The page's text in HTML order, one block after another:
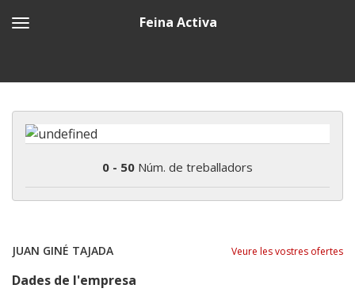
Feina Activa
0 - 50 Núm. de treballadors
JUAN GINÉ TAJADA Veure les vostres ofertes
Dades de l'empresa